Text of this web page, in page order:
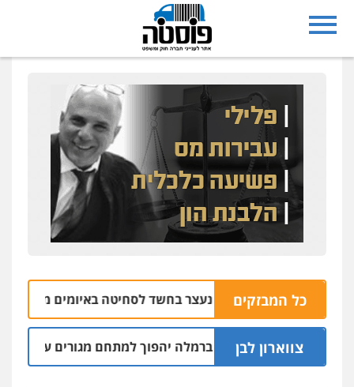
כל המבזקים
נצרת: בן 28 נעצר בחשד לסחיטה באיומים מטלפון שאינו שלו
צווארון לבן
התעשייה ברמלה יהפוך למתחם מגורים עם 1,700 יחידות דיור